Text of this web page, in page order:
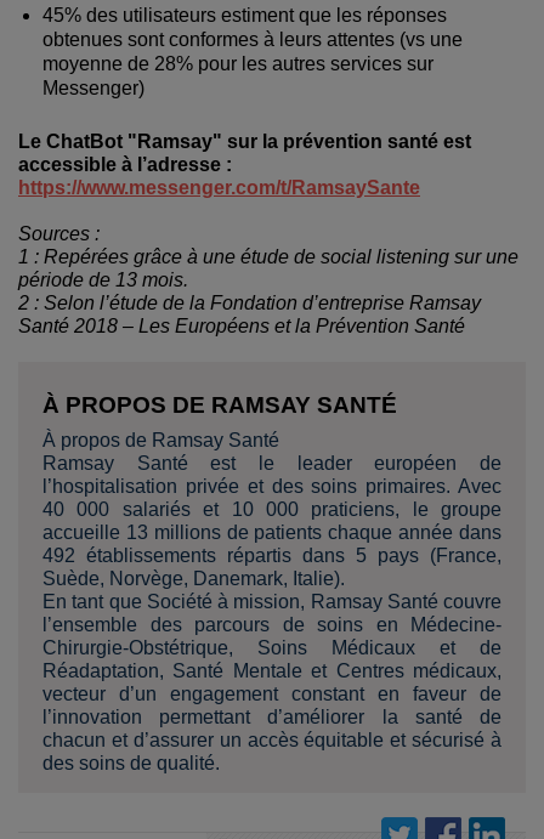
45% des utilisateurs estiment que les réponses
obtenues sont conformes à leurs attentes (vs une
moyenne de 28% pour les autres services sur
Messenger)
Le ChatBot "Ramsay" sur la prévention santé est
accessible à l’adresse :
https://www.messenger.com/t/RamsaySante
Sources :
1 : Repérées grâce à une étude de social listening sur une
période de 13 mois.
2 : Selon l’étude de la Fondation d’entreprise Ramsay
Santé 2018 – Les Européens et la Prévention Santé
À PROPOS DE RAMSAY SANTÉ
À propos de Ramsay Santé
Ramsay Santé est le leader européen de
l’hospitalisation privée et des soins primaires. Avec
40 000 salariés et 10 000 praticiens, le groupe
accueille 13 millions de patients chaque année dans
492 établissements répartis dans 5 pays (France,
Suède, Norvège, Danemark, Italie).
En tant que Société à mission, Ramsay Santé couvre
l’ensemble des parcours de soins en Médecine-
Chirurgie-Obstétrique, Soins Médicaux et de
Réadaptation, Santé Mentale et Centres médicaux,
vecteur d’un engagement constant en faveur de
l’innovation permettant d’améliorer la santé de
chacun et d’assurer un accès équitable et sécurisé à
des soins de qualité.